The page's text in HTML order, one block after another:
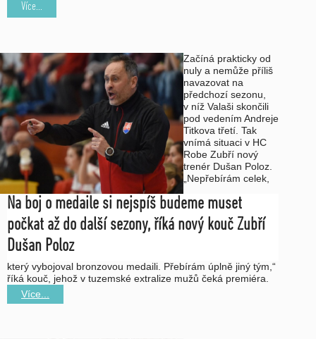
Více...
Na boj o medaile si nejspíš budeme muset
počkat až do další sezony, říká nový kouč Zubří
Dušan Poloz
Začíná prakticky od
nuly a nemůže příliš
navazovat na
předchozí sezonu,
v níž Valaši skončili
pod vedením Andreje
Titkova třetí. Tak
vnímá situaci v HC
Robe Zubří nový
trenér Dušan Poloz.
„Nepřebírám celek,
který vybojoval bronzovou medaili. Přebírám úplně jiný tým,“
říká kouč, jehož v tuzemské extralize mužů čeká premiéra.
Více...